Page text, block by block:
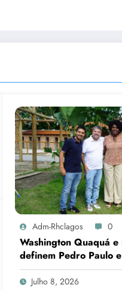
Adm-Rhclagos 0
Washington Quaquá e
definem Pedro Paulo
candidatos ao Senado
Julho 8, 2026